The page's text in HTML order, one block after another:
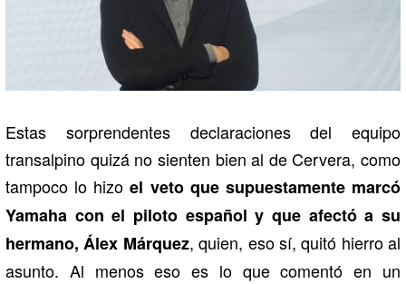
Estas sorprendentes declaraciones del equipo
transalpino quizá no sienten bien al de Cervera, como
tampoco lo hizoel veto que supuestamente marcó
Yamaha con el piloto español y que afectó a su
hermano, Álex Márquez, quien, eso sí, quitó hierro al
asunto. Al menos eso es lo que comentó en un